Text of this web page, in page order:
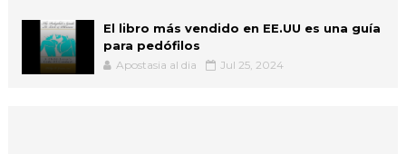
El libro más vendido en EE.UU es una guía
para pedófilos
Apostasia al dia Jul 25, 2024